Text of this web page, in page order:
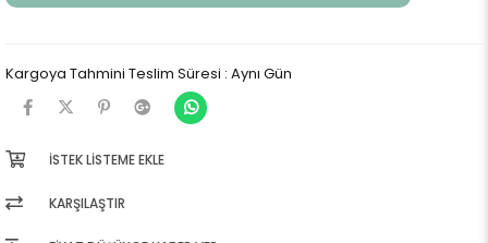
Kargoya Tahmini Teslim Süresi : Aynı Gün
İSTEK LISTEME EKLE
KARŞILAŞTIR